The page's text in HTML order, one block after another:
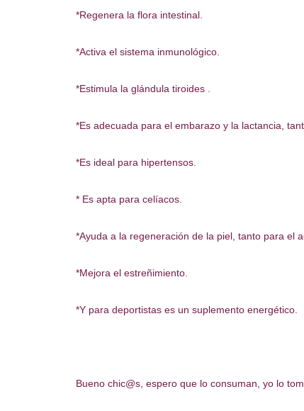
*Regenera la flora intestinal.
*Activa el sistema inmunológico.
*Estimula la glándula tiroides .
*Es adecuada para el embarazo y la lactancia,
*Es ideal para hipertensos.
* Es apta para celíacos.
*Ayuda a la regeneración de la piel, tanto para el
*Mejora el estreñimiento.
*Y para deportistas es un suplemento energético.
Bueno chic@s, espero que lo consuman, yo lo